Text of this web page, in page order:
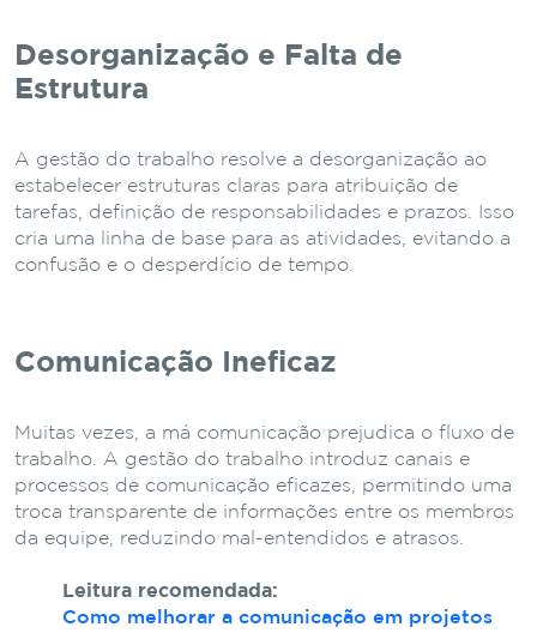
Desorganização e Falta de
Estrutura
A gestão do trabalho resolve a desorganização ao
estabelecer estruturas claras para atribuição de
tarefas, definição de responsabilidades e prazos. Isso
cria uma linha de base para as atividades, evitando a
confusão e o desperdício de tempo.
Comunicação Ineficaz
Muitas vezes, a má comunicação prejudica o fluxo de
trabalho. A gestão do trabalho introduz canais e
processos de comunicação eficazes, permitindo uma
troca transparente de informações entre os membros
da equipe, reduzindo mal-entendidos e atrasos.
Leitura recomendada:
Como melhorar a comunicação em projetos